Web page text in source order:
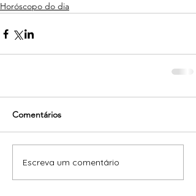
Horóscopo do dia
Comentários
Escreva um comentário